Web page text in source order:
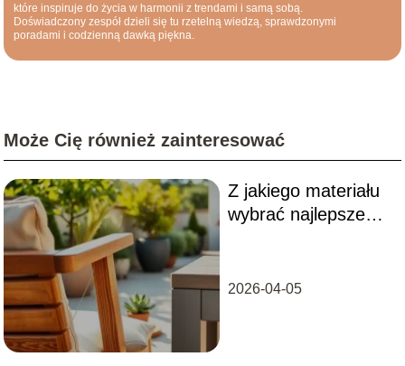
które inspiruje do życia w harmonii z trendami i samą sobą.
Doświadczony zespół dzieli się tu rzetelną wiedzą, sprawdzonymi
poradami i codzienną dawką piękna.
Może Cię również zainteresować
Z jakiego materiału
wybrać najlepsze
2026-04-05